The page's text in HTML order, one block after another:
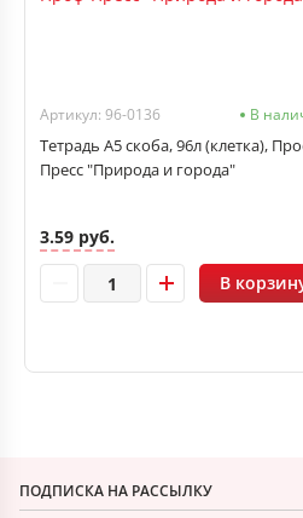
Артикул: 96-0136 В
Тетрадь А5 скоба, 96л (клетка),
Пресс "Природа и города"
3.59 руб.
В
ПОДПИСКА НА РАССЫЛКУ